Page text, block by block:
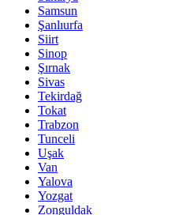
Samsun
Şanlıurfa
Siirt
Sinop
Şırnak
Sivas
Tekirdağ
Tokat
Trabzon
Tunceli
Uşak
Van
Yalova
Yozgat
Zonguldak